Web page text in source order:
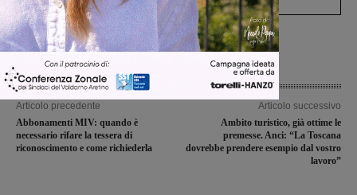
Articolo precedente
Abbonamenti MIV: quando è
necessario rifare la tessera di
riconoscimento e come richiederla
Articolo successivo
Ambito turistico, già ottime le
premesse. Anci: “La Toscana
dovrebbe prendere esempio dal vostro
lavoro”